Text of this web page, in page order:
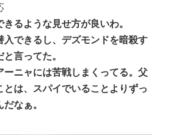
きるような見せ方が良いわ。
入できるし、デズモンドを暗殺す
言ってた。
ーニャには苦戦しまくってる。父
とは、スパイでいることよりずっ
なぁ。